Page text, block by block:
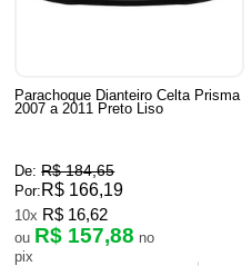
Parachoque Dianteiro Celta Prisma
2007 a 2011 Preto Liso
De: R$ 184,65
Por: R$ 166,19
10x R$ 16,62
ou R$ 157,88 no
pix